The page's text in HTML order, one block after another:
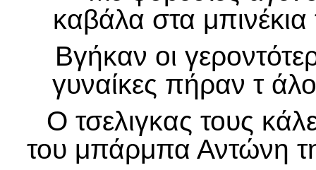
καβάλα στα μπινέκια
Βγήκαν οι
γυναίκες πήραν τ
Ο τσελιγκας τους
του μπάρμπα Αντώνη